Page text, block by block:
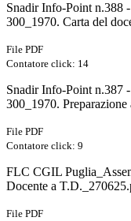
Snadir Info-Point n.388
300_1970. Carta del
File PDF
Contatore click: 14
Snadir Info-Point n.387
300_1970.
File PDF
Contatore click: 9
FLC CGIL
Docente a
File PDF